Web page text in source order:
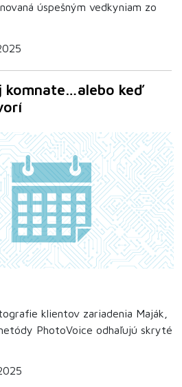
úspešným vedkyniam zo
komnate…alebo keď
klientov zariadenia Maják,
PhotoVoice odhaľujú skryté